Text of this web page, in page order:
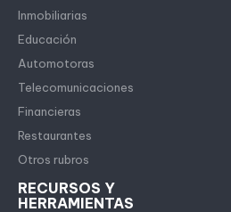
Inmobiliarias
Educación
Automotoras
Telecomunicaciones
Financieras
Restaurantes
Otros rubros
RECURSOS Y
HERRAMIENTAS